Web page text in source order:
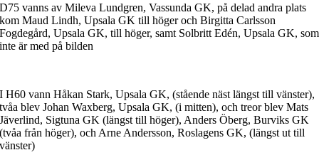
D75 vanns av Mileva Lundgren, Vassunda GK, på delad andra plats
kom Maud Lindh, Upsala GK till höger och Birgitta Carlsson
Fogdegård, Upsala GK, till höger, samt Solbritt Edén, Upsala GK, som
inte är med på bilden
I H60 vann Håkan Stark, Upsala GK, (stående näst längst till vänster),
tvåa blev Johan Waxberg, Upsala GK, (i mitten), och treor blev Mats
Jäverlind, Sigtuna GK (längst till höger), Anders Öberg, Burviks GK
(tvåa från höger), och Arne Andersson, Roslagens GK, (längst ut till
vänster)